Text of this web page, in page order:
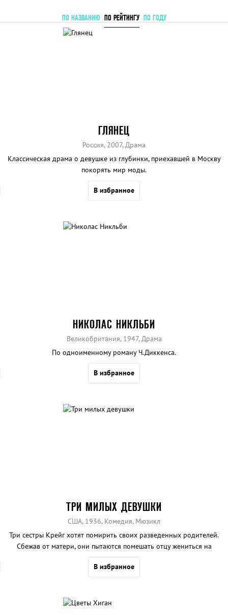
ПО НАЗВАНИЮ ПО РЕЙТИНГУ ПО ГОДУ
ГЛЯНЕЦ
Россия, 2007, Драма
Классическая драма о девушке из глубинки, приехавшей в Москву
покорять мир моды.
В избранное
НИКОЛАС НИКЛЬБИ
Великобритания, 1947, Драма
По одноименному роману Ч.Диккенса.
В избранное
ТРИ МИЛЫХ ДЕВУШКИ
США, 1936, Комедия, Мюзикл
Три сестры Крейг хотят помирить своих разведенных родителей.
Сбежав от матери, они пытаются помешать отцу жениться на
они приобретают неожиданного союзника, который спасает
В избранное